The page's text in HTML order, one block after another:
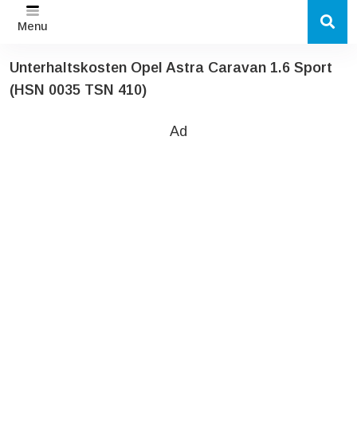
Menu
Unterhaltskosten Opel Astra Caravan 1.6 Sport
(HSN 0035 TSN 410)
Ad